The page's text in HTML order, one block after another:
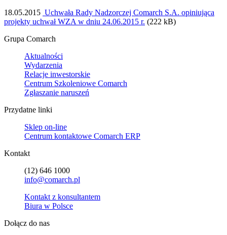
18.05.2015 Uchwała Rady Nadzorczej Comarch S.A. opiniująca
projekty uchwał WZA w dniu 24.06.2015 r. (222 kB)
Grupa Comarch
Aktualności
Wydarzenia
Relacje inwestorskie
Centrum Szkoleniowe Comarch
Zgłaszanie naruszeń
Przydatne linki
Sklep on-line
Centrum kontaktowe Comarch ERP
Kontakt
(12) 646 1000
info@comarch.pl
Kontakt z konsultantem
Biura w Polsce
Dołącz do nas